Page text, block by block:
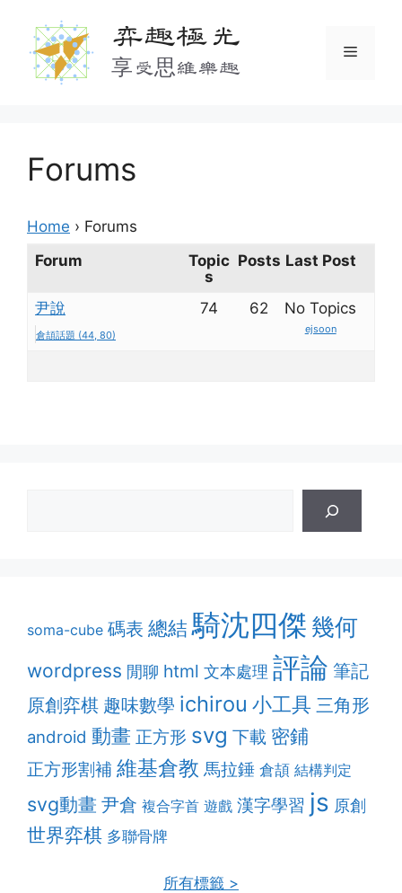
content
弈趣極光
享受思維樂趣
Menu
Forums
Home › Forums
Forum
Topic
s
Posts Last Post
尹說
倉頡話題 (44, 80)
74 62 No Topics
ejsoon
soma-cube 碼表 總結 騎沈四傑 幾何
wordpress 閒聊 html 文本處理 評論 筆記
原創弈棋 趣味數學 ichirou 小工具 三角形
android 動畫 正方形 svg 下載 密鋪
正方形割補 維基倉教 馬拉錘 倉頡 結構判定
svg動畫 尹倉 複合字首 遊戲 漢字學習 js 原創
世界弈棋 多聯骨牌
所有標籤 >